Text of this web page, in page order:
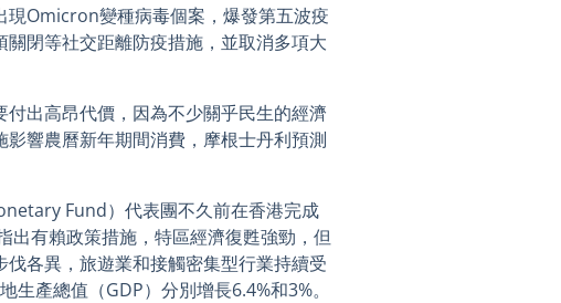
Omicron變種病毒個案，爆發第五波疫
閉等社交距離防疫措施，並取消多項大
出高昂代價，因為不少關乎民生的經濟
響農曆新年期間消費，摩根士丹利預測
Fund）代表團不久前在香港完成
出有賴政策措施，特區經濟復甦強勁，但
各異，旅遊業和接觸密集型行業持續受
產總值（GDP）分別增長6.4%和3%。